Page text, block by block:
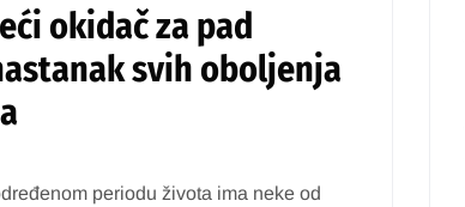
okidač za pad
svih oboljenja
periodu života ima neke od